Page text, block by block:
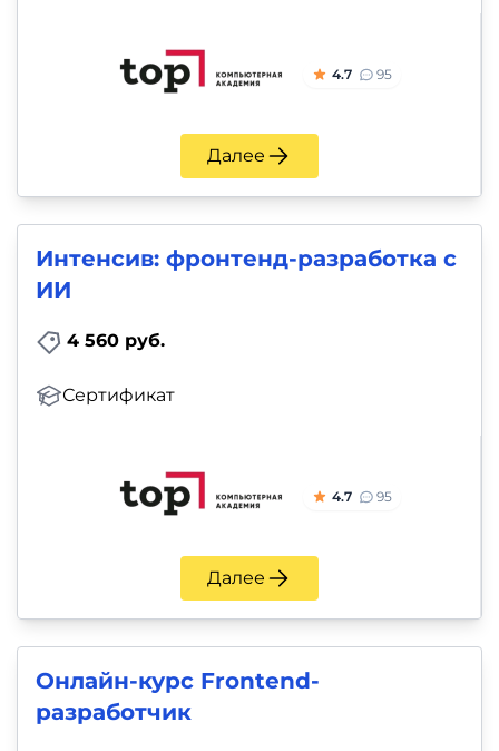
4.7 95
Далее
Интенсив: фронтенд-разработка с
ИИ
4 560 руб.
Сертификат
4.7 95
Далее
Онлайн-курс Frontend-
разработчик